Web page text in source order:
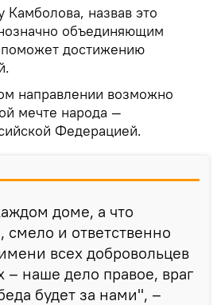
назвав это
объединяющим
достижению
направлении возможно
мечте народа —
Федерацией.
доме, а что
смело и ответственно
всех добровольцев
наше дело правое, враг
будет за нами", –